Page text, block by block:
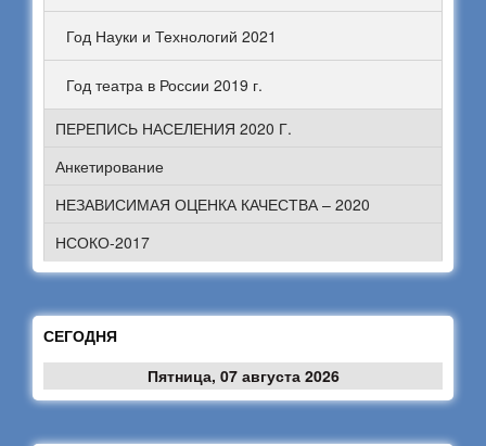
Год Науки и Технологий 2021
Год театра в России 2019 г.
ПЕРЕПИСЬ НАСЕЛЕНИЯ 2020 Г.
Анкетирование
НЕЗАВИСИМАЯ ОЦЕНКА КАЧЕСТВА – 2020
НСОКО-2017
СЕГОДНЯ
Пятница, 07 августа 2026